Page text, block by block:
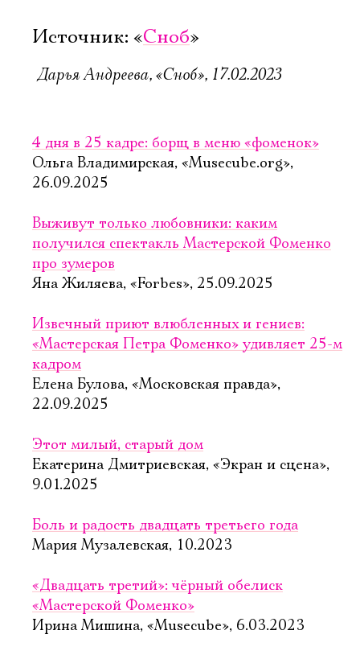
Источник: «Сноб»
Дарья Андреева, «Сноб», 17.02.2023
4 дня в 25 кадре: борщ в меню «фоменок»
Ольга Владимирская, «Musecube.org»,
26.09.2025
Выживут только любовники: каким
получился спектакль Мастерской Фоменко
про зумеров
Яна Жиляева, «Forbes», 25.09.2025
Извечный приют влюбленных и гениев:
«Мастерская Петра Фоменко» удивляет 25-м
кадром
Елена Булова, «Московская правда»,
22.09.2025
Этот милый, старый дом
Екатерина Дмитриевская, «Экран и сцена»,
9.01.2025
Боль и радость двадцать третьего года
Мария Музалевская, 10.2023
«Двадцать третий»: чёрный обелиск
«Мастерской Фоменко»
Ирина Мишина, «Musecube», 6.03.2023